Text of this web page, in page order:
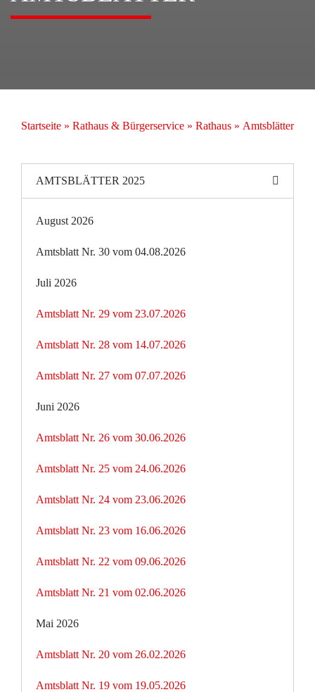
Startseite » Rathaus & Bürgerservice » Rathaus » Amtsblätter
AMTSBLÄTTER 2025
August 2026
Amtsblatt Nr. 30 vom 04.08.2026
Juli 2026
Amtsblatt Nr. 29 vom 23.07.2026
Amtsblatt Nr. 28 vom 14.07.2026
Amtsblatt Nr. 27 vom 07.07.2026
Juni 2026
Amtsblatt Nr. 26 vom 30.06.2026
Amtsblatt Nr. 25 vom 24.06.2026
Amtsblatt Nr. 24 vom 23.06.2026
Amtsblatt Nr. 23 vom 16.06.2026
Amtsblatt Nr. 22 vom 09.06.2026
Amtsblatt Nr. 21 vom 02.06.2026
Mai 2026
Amtsblatt Nr. 20 vom 26.02.2026
Amtsblatt Nr. 19 vom 19.05.2026